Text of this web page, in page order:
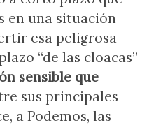
en una situación
esa peligrosa
“de las cloacas”
sensible que
sus principales
a Podemos, las